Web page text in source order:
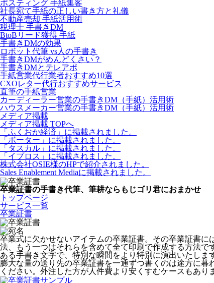
ポスティング 手紙集客
社長宛て手紙の正しい書き方と礼儀
不動産売却 手紙活用術
税理士 手書きDM
BtoBリード獲得 手紙
手書きDMの効果
ロボット代筆 vs人の手書き
手書きDMがめんどくさい？
手書きDMとテレアポ
手紙営業代行業者おすすめ10選
CXOレター代行おすすめサービス
直筆の手紙営業
カーディーラー営業の手書きDM（手紙）活用術
ハウスメーカー営業の手書きDM（手紙）活用術
メディア掲載
メディア掲載 TOPへ
「ふくおか経済」に掲載されました。
「ボーター」に掲載されました。
「タスカル」に掲載されました。
「イプロス」に掲載されました。
株式会社OSIE様のHPで紹介されました。
Sales Enablement Mediaに掲載されました。
卒業証書の手書き代筆、筆耕ならもじゴリ君におまかせ
トップページ
サービス一覧
卒業証書
卒業式に欠かせないアイテムの卒業証書。その卒業証書
法、もう一つはそれらを含めて全て印刷で作成する方法
ある手書き文字で、特別な瞬間をより特別に演出いたしま
膨大な量の送り先の卒業証書を一通ずつ書くのは途方に
ください。外注した方が人件費より安くすむケースもあ